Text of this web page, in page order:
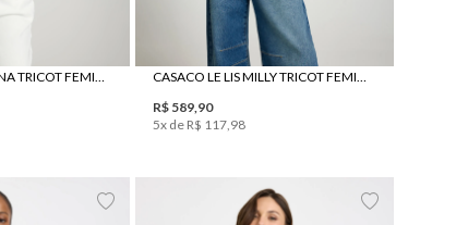
PULL LE LIS GIOVANA TRICOT FEMININO
CASACO LE LIS MILLY TRICOT FEMININO
R$ 589, 90
5x de R$ 117, 98